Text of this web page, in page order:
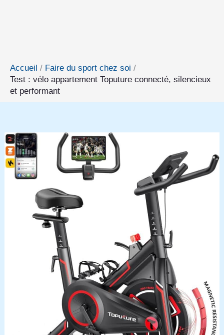
Accueil
Faire du sport chez soi
Test : vélo appartement Toputure connecté, silencieux
et performant